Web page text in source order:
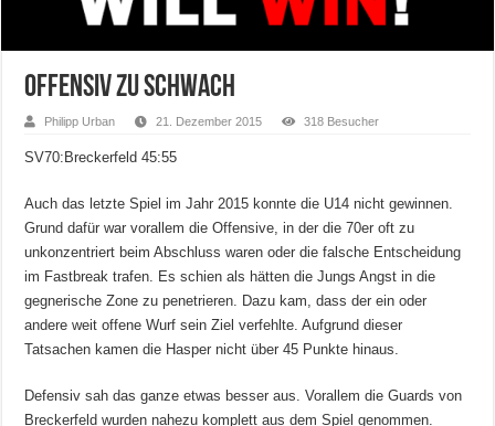
Offensiv zu schwach
Philipp Urban 21. Dezember 2015 318 Besucher
SV70:Breckerfeld 45:55
Auch das letzte Spiel im Jahr 2015 konnte die U14 nicht gewinnen.
Grund dafür war vorallem die Offensive, in der die 70er oft zu
unkonzentriert beim Abschluss waren oder die falsche Entscheidung
im Fastbreak trafen. Es schien als hätten die Jungs Angst in die
gegnerische Zone zu penetrieren. Dazu kam, dass der ein oder
andere weit offene Wurf sein Ziel verfehlte. Aufgrund dieser
Tatsachen kamen die Hasper nicht über 45 Punkte hinaus.
Defensiv sah das ganze etwas besser aus. Vorallem die Guards von
Breckerfeld wurden nahezu komplett aus dem Spiel genommen.